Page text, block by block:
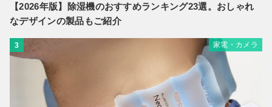
【2026年版】除湿機のおすすめランキング23選。おしゃれ
なデザインの製品もご紹介
3 家電・カメラ